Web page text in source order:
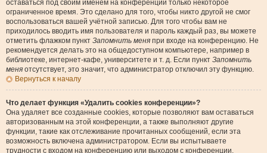
оставаться под своим именем на конференции только некоторое
ограниченное время. Это сделано для того, чтобы никто другой не смог
воспользоваться вашей учётной записью. Для того чтобы вам не
приходилось вводить имя пользователя и пароль каждый раз, вы можете
отметить флажком пункт Запомнить меня при входе на конференцию. Не
рекомендуется делать это на общедоступном компьютере, например в
библиотеке, интернет-кафе, университете и т. д. Если пункт Запомнить
меня отсутствует, это значит, что администратор отключил эту функцию.
Вернуться к началу
Что делает функция «Удалить cookies конференции»?
Она удаляет все созданные cookies, которые позволяют вам оставаться
авторизованным на этой конференции, а также выполняют другие
функции, такие как отслеживание прочитанных сообщений, если эта
возможность включена администратором. Если вы испытываете
трудности с входом на конференцию или выходом с конференции,